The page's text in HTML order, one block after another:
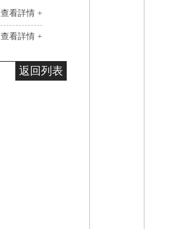
查看詳情 +
查看詳情 +
返回列表